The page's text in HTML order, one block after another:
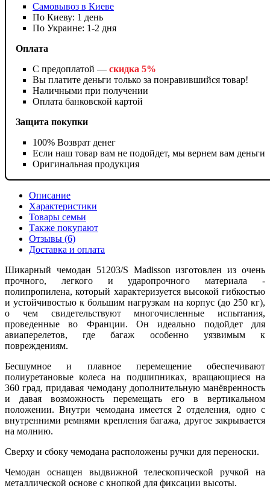
Самовывоз в Киеве
По Киеву: 1 день
По Украине: 1-2 дня
Оплата
С предоплатой — скидка 5%
Вы платите деньги только за понравившийся товар!
Наличными при получении
Оплата банковской картой
Защита покупки
100% Возврат денег
Если наш товар вам не подойдет, мы вернем вам деньги
Оригинальная продукция
Описание
Характеристики
Товары семьи
Также покупают
Отзывы (6)
Доставка и оплата
Шикарный чемодан 51203/S Madisson изготовлен из очень
прочного, легкого и ударопрочного материала -
полипропилена, который характеризуется высокой гибкостью
и устойчивостью к большим нагрузкам на корпус (до 250 кг),
о чем свидетельствуют многочисленные испытания,
проведенные во Франции. Он идеально подойдет для
авиаперелетов, где багаж особенно уязвимым к
повреждениям.
Бесшумное и плавное перемещение обеспечивают
полиуретановые колеса на подшипниках, вращающиеся на
360 град, придавая чемодану дополнительную манёвренность
и давая возможность перемещать его в вертикальном
положении. Внутри чемодана имеется 2 отделения, одно с
внутренними ремнями крепления багажа, другое закрывается
на молнию.
Сверху и сбоку чемодана расположены ручки для переноски.
Чемодан оснащен выдвижной телескопической ручкой на
металлической основе с кнопкой для фиксации высоты.